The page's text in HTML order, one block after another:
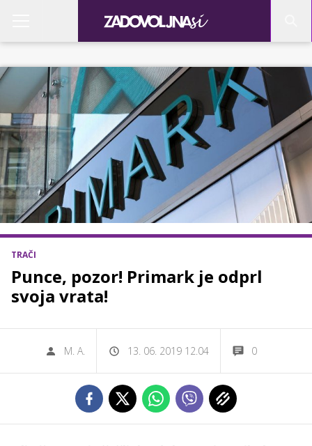
TRAČI
Punce, pozor! Primark je odprl
svoja vrata!
M. A. 13. 06. 2019 12.04 0